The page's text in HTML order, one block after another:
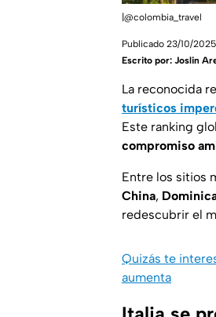
|@colombia_travel
Publicado 23/10/
Escrito por: Joslin
La reconocida
turísticos
Este ranking
compromiso
Entre los sitios
China,
redescubrir el
Quizás te
aumenta